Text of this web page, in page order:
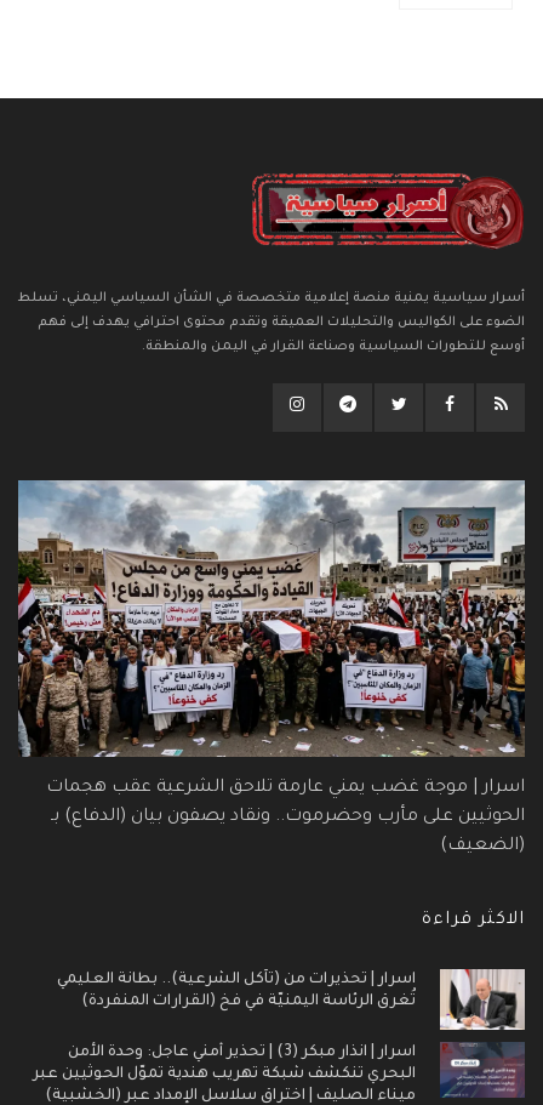
أسرار سياسية يمنية منصة إعلامية متخصصة في الشأن السياسي اليمني، تسلط
الضوء على الكواليس والتحليلات العميقة وتقدم محتوى احترافي يهدف إلى فهم
أوسع للتطورات السياسية وصناعة القرار في اليمن والمنطقة.
اسرار | موجة غضب يمني عارمة تلاحق الشرعية عقب هجمات
الحوثيين على مأرب وحضرموت.. ونقاد يصفون بيان (الدفاع) بـ
(الضعيف)
الاكثر قراءة
اسرار | تحذيرات من (تآكل الشرعية).. بطانة العليمي
تُغرق الرئاسة اليمنيّة في فخ (القرارات المنفردة)
اسرار | انذار مبكر (3) | تحذير أمني عاجل: وحدة الأمن
البحري تنكشف شبكة تهريب هندية تموّل الحوثيين عبر
ميناء الصليف | اختراق سلاسل الإمداد عبر (الخشبية)